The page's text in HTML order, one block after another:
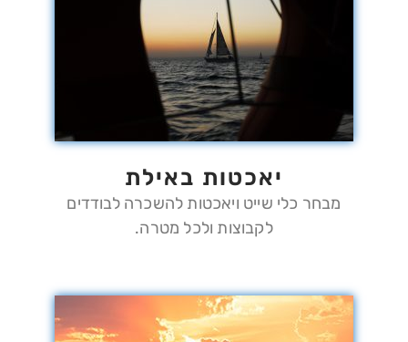
יאכטות באילת
מבחר כלי שייט ויאכטות להשכרה לבודדים
לקבוצות ולכל מטרה.